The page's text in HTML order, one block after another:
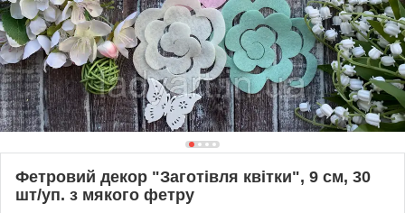
Фетровий декор "Заготівля квітки", 9 см, 30
шт/уп. з мякого фетру